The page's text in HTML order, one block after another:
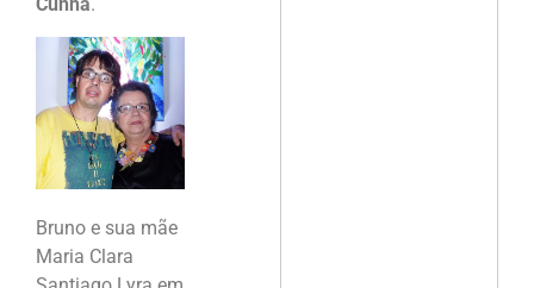
Cunha.
Bruno e sua mãe
Maria Clara